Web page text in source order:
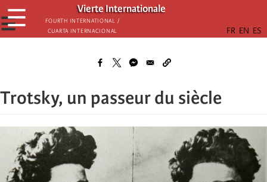
Skip
to
main
Vierte Internationale
Fourth International /
Cuarta Internacional
☰
☰
Trotsky, un passeur du siècle